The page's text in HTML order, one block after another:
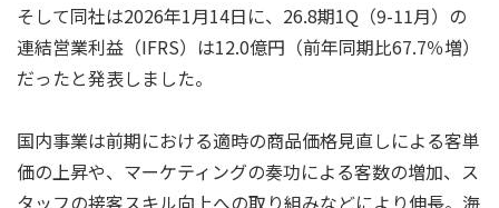
そして同社は2026年1月14日に、26.8期1Q（9-11月）の
連結営業利益（IFRS）は12.0億円（前年同期比67.7％増）
だったと発表しました。
国内事業は前期における適時の商品価格見直しによる客単
価の上昇や、マーケティングの奏功による客数の増加、ス
タッフの接客スキル向上への取り組みなどにより伸長。海